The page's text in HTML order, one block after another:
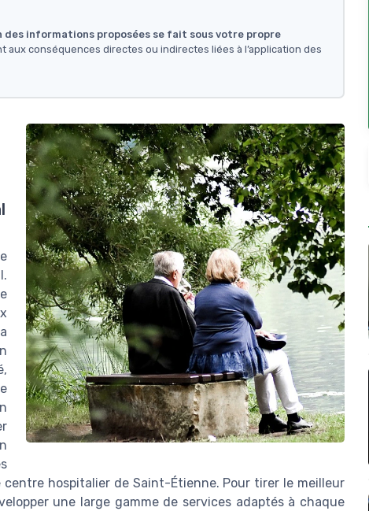
informations proposées se fait sous votre propre
conséquences directes ou indirectes liées à l’application des
hospitalier de Saint-Étienne. Pour tirer le meilleur
une large gamme de services adaptés à chaque